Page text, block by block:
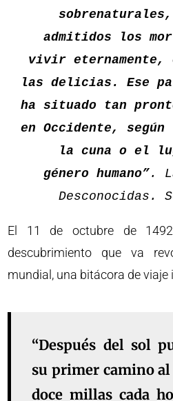
admitidos los
vivir
las delicias. Ese
ha situado tan
en Occidente,
la cuna o el
género humano”.
Desconocidas.
El 11 de octubre de
descubrimiento que va
mundial, una bitácora de
“Después del sol
su primer camino al
doce millas cada